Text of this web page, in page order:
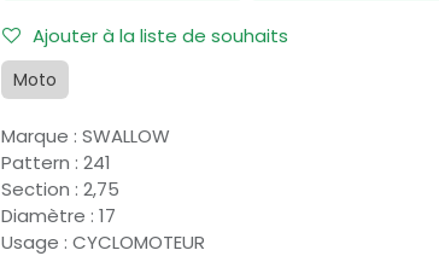
Ajouter à la liste de souhaits
Moto
Marque : SWALLOW
Pattern : 241
Section : 2,75
Diamètre : 17
Usage : CYCLOMOTEUR